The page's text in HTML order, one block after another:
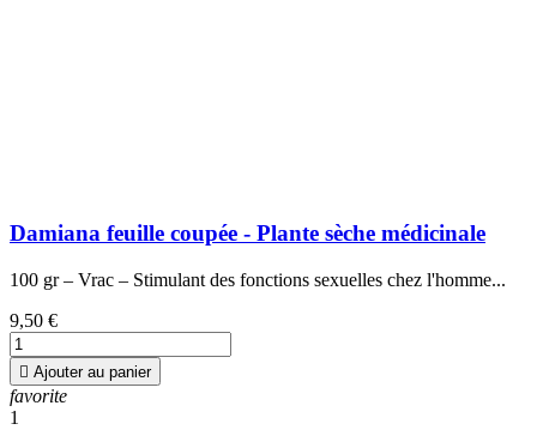
Damiana feuille coupée - Plante sèche médicinale
100 gr – Vrac – Stimulant des fonctions sexuelles chez l'homme...
9,50 €
 Ajouter au panier
favorite
1